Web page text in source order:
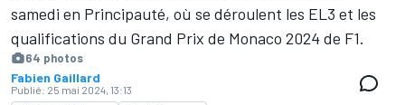
samedi en Principauté, où se déroulent les EL3 et les
qualifications du Grand Prix de Monaco 2024 de F1.
64 photos
Fabien Gaillard
Publié: 25 mai 2024, 13:13